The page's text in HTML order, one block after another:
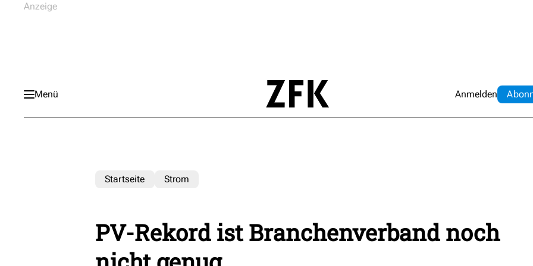
Menü Anmelden Abo
Startseite Strom
PV-Rekord ist Branchenverband noch